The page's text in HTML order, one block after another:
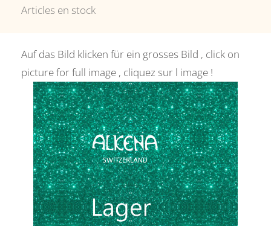
Articles en stock
Auf das Bild klicken für ein grosses Bild , click on
picture for full image , cliquez sur l image !